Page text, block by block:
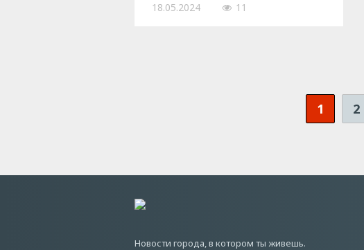
18.05.2024 11
1 2
Новости города, в котором ты живешь.